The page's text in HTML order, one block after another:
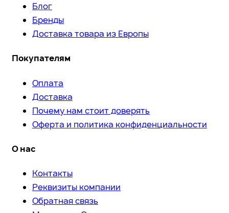
Блог
Бренды
Доставка товара из Европы
Покупателям
Оплата
Доставка
Почему нам стоит доверять
Оферта и политика конфиденциальности
О нас
Контакты
Реквизиты компании
Обратная связь